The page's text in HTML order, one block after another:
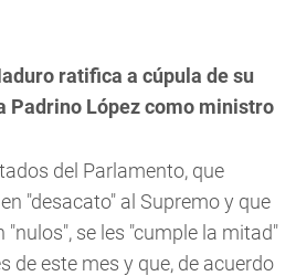
ratifica a cúpula de su
Padrino López como ministro
del Parlamento, que
"desacato" al Supremo y que
se les "cumple la mitad"
de este mes y que, de acuerdo